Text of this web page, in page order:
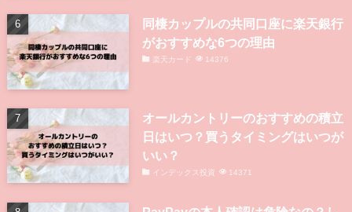
同棲カップルの共同口座に楽天銀行
がおすすめな6つの理由
楽天カード 14376
オールカントリーのおすすめの積立
日はいつ？買うタイミングはいつが
いい？
インデックス投資 14371